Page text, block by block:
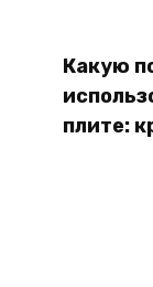
Какую
плите: